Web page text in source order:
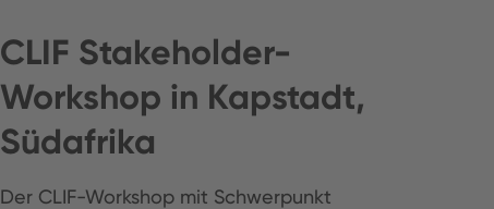
CLIF Stakeholder-
Workshop in Kapstadt,
Südafrika
Der CLIF-Workshop mit Schwerpunkt